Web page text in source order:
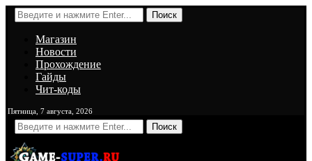
Поиск
Магазин
Новости
Прохождение
Гайды
Чит-коды
Пятница, 7 августа, 2026
Поиск